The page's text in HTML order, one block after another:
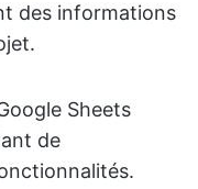
des informations
Sheets
de